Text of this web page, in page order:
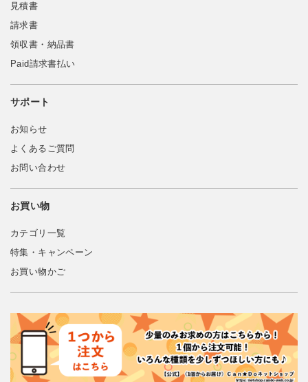
見積書
請求書
領収書・納品書
Paid請求書払い
サポート
お知らせ
よくあるご質問
お問い合わせ
お買い物
カテゴリ一覧
特集・キャンペーン
お買い物かご